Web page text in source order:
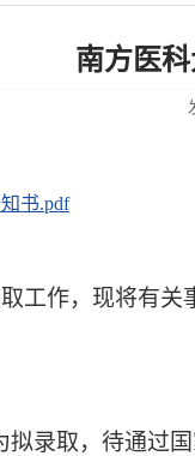
南方医
书.pdf
工作，现将有关
拟录取，待通过